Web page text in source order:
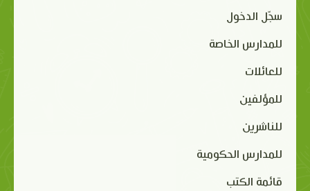
سجّل الدخول
للمدارس الخاصة
للعائلات
للمؤلفين
للناشرين
للمدارس الحكومية
قائمة الكتب